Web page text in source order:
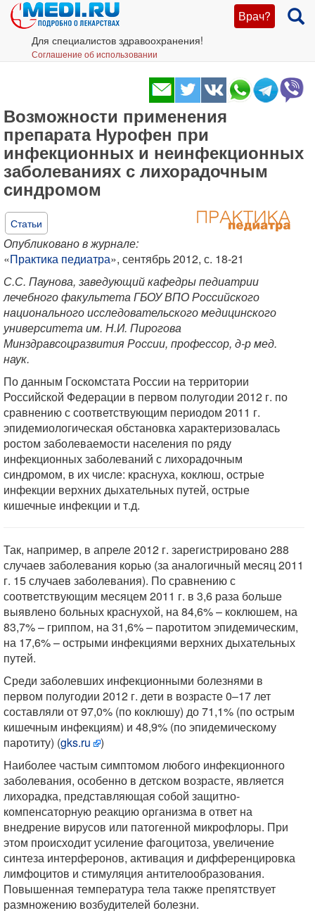
Врач?
Для специалистов здравоохранения!
Соглашение об использовании
Возможности применения
препарата Нурофен при
инфекционных и неинфекционных
заболеваниях с лихорадочным
синдромом
Статьи
Опубликовано в журнале:
«Практика педиатра», сентябрь 2012, с. 18-21
С.С. Паунова, заведующий кафедры педиатрии
лечебного факультета ГБОУ ВПО Российского
национального исследовательского медицинского
университета им. Н.И. Пирогова
Минздравсоцразвития России, профессор, д-р мед.
наук.
По данным Госкомстата России на территории
Российской Федерации в первом полугодии 2012 г. по
сравнению с соответствующим периодом 2011 г.
эпидемиологическая обстановка характеризовалась
ростом заболеваемости населения по ряду
инфекционных заболеваний с лихорадочным
синдромом, в их числе: краснуха, коклюш, острые
инфекции верхних дыхательных путей, острые
кишечные инфекции и т.д.
Так, например, в апреле 2012 г. зарегистрировано 288
случаев заболевания корью (за аналогичный месяц 2011
г. 15 случаев заболевания). По сравнению с
соответствующим месяцем 2011 г. в 3,6 раза больше
выявлено больных краснухой, на 84,6% – коклюшем, на
83,7% – гриппом, на 31,6% – паротитом эпидемическим,
на 17,6% – острыми инфекциями верхних дыхательных
путей.
Среди заболевших инфекционными болезнями в
первом полугодии 2012 г. дети в возрасте 0–17 лет
составляли от 97,0% (по коклюшу) до 71,1% (по острым
кишечным инфекциям) и 48,9% (по эпидемическому
паротиту) (gks.ru
)
Наиболее частым симптомом любого инфекционного
заболевания, особенно в детском возрасте, является
лихорадка, представляющая собой защитно-
компенсаторную реакцию организма в ответ на
внедрение вирусов или патогенной микрофлоры. При
этом происходит усиление фагоцитоза, увеличение
синтеза интерферонов, активация и дифференцировка
лимфоцитов и стимуляция антителообразования.
Повышенная температура тела также препятствует
размножению возбудителей болезни.